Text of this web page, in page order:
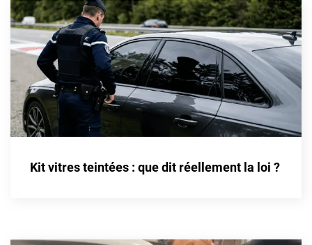
Dacia
Daewoo
Daihatsu
Dodge
Dongfeng
Eagle
Kit vitres teintées : que dit réellement la loi ?